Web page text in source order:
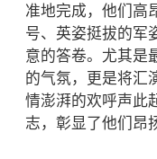
准地完成，他们高
号、英姿挺拔的军
意的答卷。尤其是
的气氛，更是将汇
情澎湃的欢呼声此
志，彰显了他们昂